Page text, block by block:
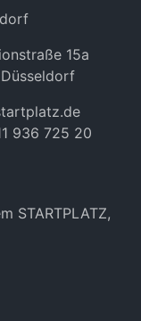
15a
936 725 20
STARTPLATZ,